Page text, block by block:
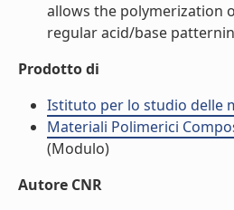
allows the polymerization
regular acid/base
Prodotto di
Istituto per lo studio delle
Materiali Polimerici
(Modulo)
Autore CNR